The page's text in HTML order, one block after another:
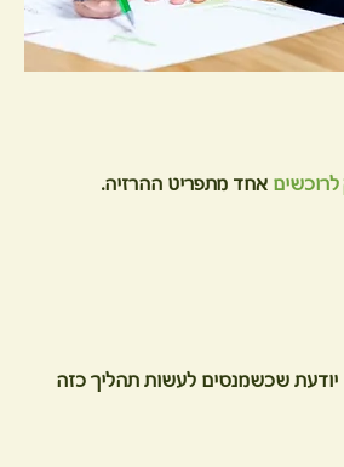
אחד מתפריט ההרזיה.
יודעת שכשמנסים לעשות תהליך כזה